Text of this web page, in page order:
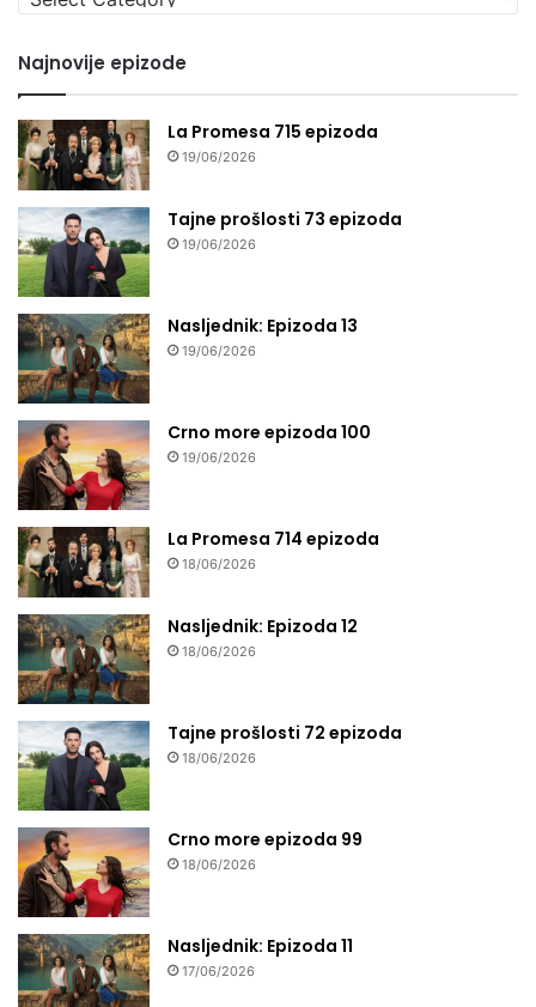
seriju
Najnovije epizode
La Promesa 715 epizoda
19/06/2026
Tajne prošlosti 73 epizoda
19/06/2026
Nasljednik: Epizoda 13
19/06/2026
Crno more epizoda 100
19/06/2026
La Promesa 714 epizoda
18/06/2026
Nasljednik: Epizoda 12
18/06/2026
Tajne prošlosti 72 epizoda
18/06/2026
Crno more epizoda 99
18/06/2026
Nasljednik: Epizoda 11
17/06/2026